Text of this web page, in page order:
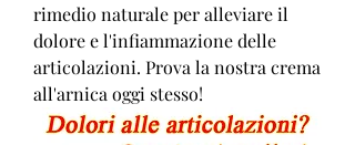
rimedio naturale per alleviare il
dolore e l'infiammazione delle
articolazioni. Prova la nostra crema
all'arnica oggi stesso!